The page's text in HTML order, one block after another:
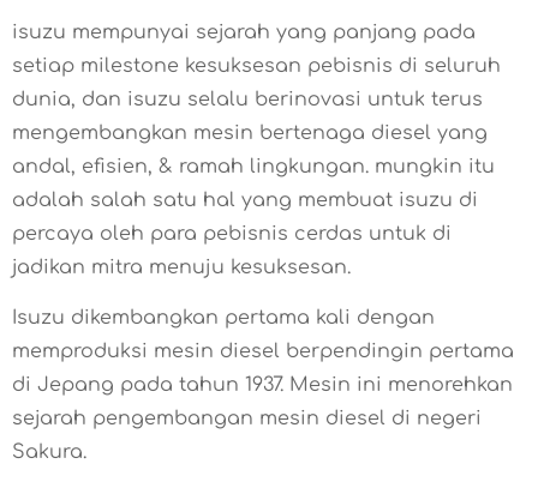
isuzu mempunyai sejarah yang panjang pada
setiap milestone kesuksesan pebisnis di seluruh
dunia, dan isuzu selalu berinovasi untuk terus
mengembangkan mesin bertenaga diesel yang
andal, efisien, & ramah lingkungan. mungkin itu
adalah salah satu hal yang membuat isuzu di
percaya oleh para pebisnis cerdas untuk di
jadikan mitra menuju kesuksesan.
Isuzu dikembangkan pertama kali dengan
memproduksi mesin diesel berpendingin pertama
di Jepang pada tahun 1937. Mesin ini menorehkan
sejarah pengembangan mesin diesel di negeri
Sakura.